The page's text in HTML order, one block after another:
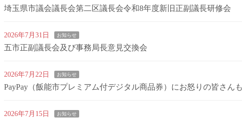
埼玉県市議会議長会第二区議長会令和8年度新旧正副議長研修会
2026年7月31日 お知らせ
五市正副議長会及び事務局長意見交換会
2026年7月22日 お知らせ
PayPay（飯能市プレミアム付デジタル商品券）にお怒りの皆さん
2026年7月15日 お知らせ